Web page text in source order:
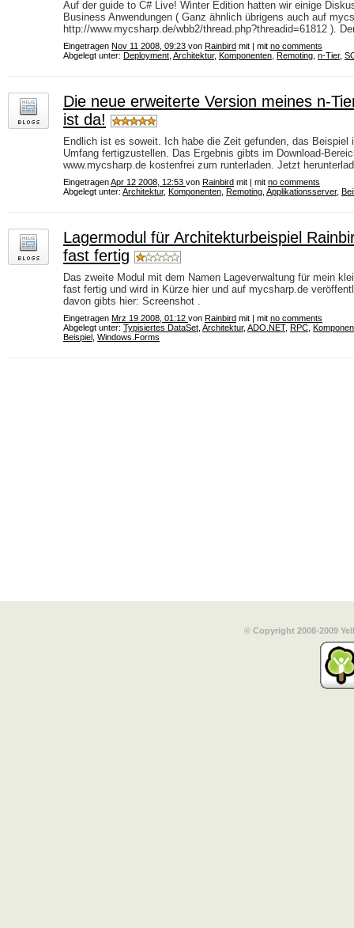
Auf der guide to C# Live! Winter Edition hatten wir einige
Business Anwendungen ( Ganz ähnlich übrigens auch auf
http://www.mycsharp.de/wbb2/thread.php?threadid=61812 ).
Eingetragen Nov 11 2008, 09:23 von Rainbird mit | mit no comments
Abgelegt unter: Deployment Architektur, Komponenten Remoting n-Tier,
Die neue erweiterte Version meines n-
ist da!
Endlich ist es soweit. Ich habe die Zeit gefunden, das Beispiel
Umfang fertigzustellen. Das Ergebnis gibts im Download-
www.mycsharp.de kostenfrei zum runterladen. Jetzt
EingetragenApr 12 2008, 12:53 von Rainbird mit | mit no comments
Abgelegt unter: Architektur, Komponenten Remoting Applikationsserver,
Lagermodul für Architekturbeispiel
fast fertig
Das zweite Modul mit dem Namen Lageverwaltung für mein
fast fertig und wird in Kürze hier und auf mycsharp.de
davon gibts hier: Screenshot .
Eingetragen Mrz 19 2008, 01:12 von Rainbird mit | mit no comments
Abgelegt unter: Typisiertes DataSet Architektur, ADO.NET, RPC
Beispiel Windows.Forms
© Copyright 2008-2009